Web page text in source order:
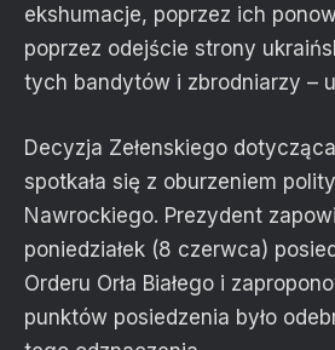
ekshumacje, poprzez ich
poprzez odejście strony
tych bandytów i zbrodniarzy –
Decyzja Zełenskiego
spotkała się z oburzeniem
Nawrockiego. Prezydent
poniedziałek (8 czerwca)
Orderu Orła Białego i
punktów posiedzenia było